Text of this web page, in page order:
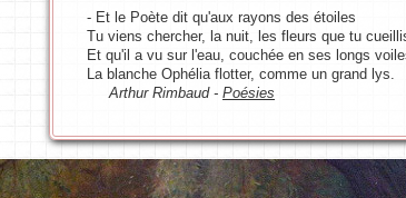
- Et le Poète dit qu'aux rayons des étoiles
Tu viens chercher, la nuit, les fleurs que tu
Et qu'il a vu sur l'eau, couchée en ses longs
La blanche Ophélia flotter, comme un grand lys.
Arthur Rimbaud - Poésies